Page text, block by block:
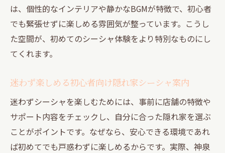
は、個性的なインテリアや静かなBGMが特徴で、初心者
でも緊張せずに楽しめる雰囲気が整っています。こうし
た空間が、初めてのシーシャ体験をより特別なものにし
てくれます。
迷わず楽しめる初心者向け隠れ家シーシャ案内
迷わずシーシャを楽しむためには、事前に店舗の特徴や
サポート内容をチェックし、自分に合った隠れ家を選ぶ
ことがポイントです。なぜなら、安心できる環境であれ
ば初めてでも戸惑わずに楽しめるからです。実際、神泉